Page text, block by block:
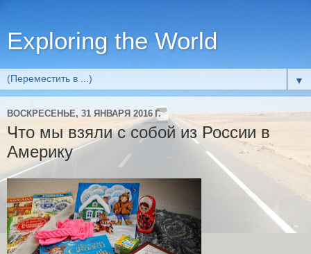
Exploring the World
▼
ВОСКРЕСЕНЬЕ, 31 ЯНВАРЯ 2016 Г.
Что мы взяли с собой из России в
Америку